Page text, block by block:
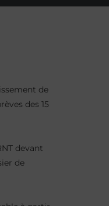
de
des 15
devant
de